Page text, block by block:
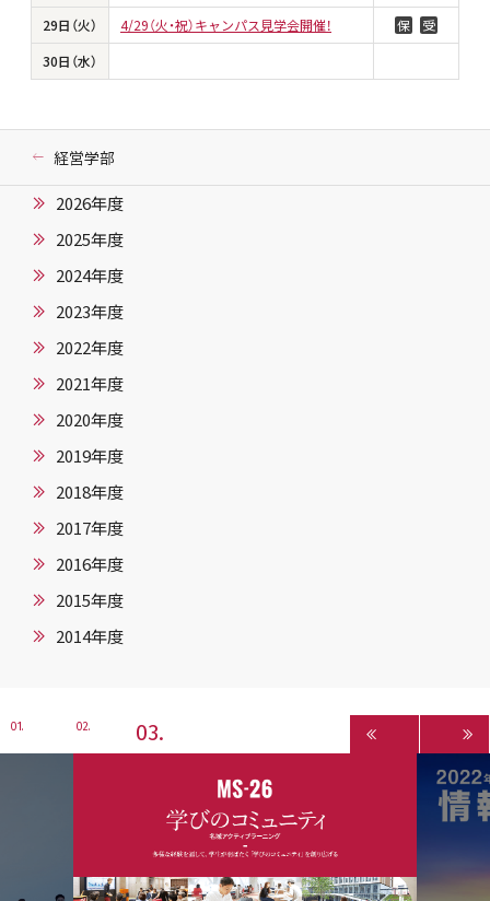
29日（火）
4/29（火・祝）キャンパス見学会開催！ 保
受
30日（水）
経営学部
2026年度
2025年度
2024年度
2023年度
2022年度
2021年度
2020年度
2019年度
2018年度
2017年度
2016年度
2015年度
2014年度
1 2 3